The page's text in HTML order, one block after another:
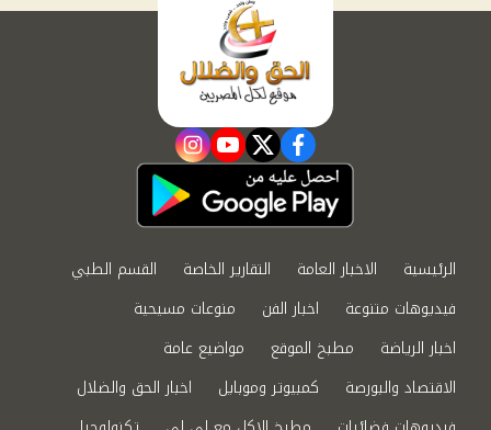
facebook
twitter
youtube
instagram
الرئيسية الاخبار العامة التقارير الخاصة
القسم الطبي
فيديوهات متنوعة
اخبار الفن
منوعات مسيحية
اخبار الرياضة
مطبخ الموقع
مواضيع عامة
الاقتصاد والبورصة
كمبيوتر وموبايل
اخبار الحق والضلال